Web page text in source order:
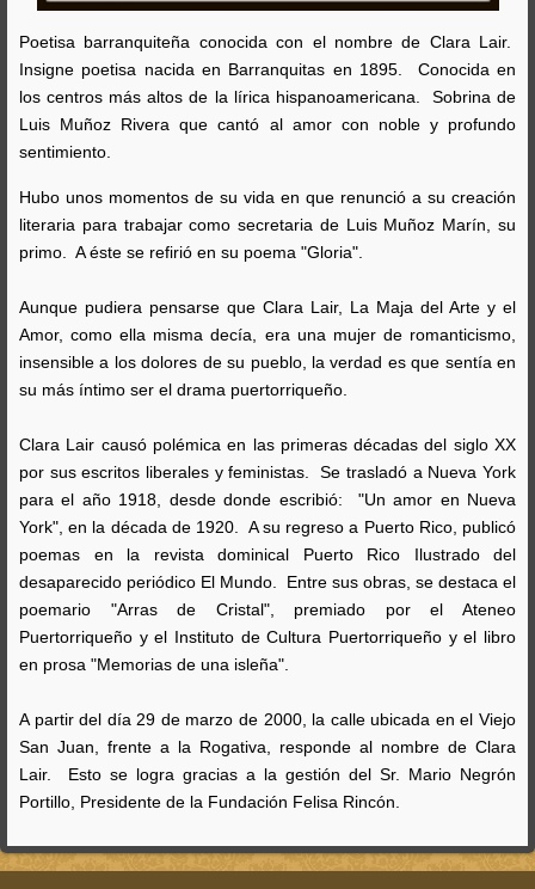
Poetisa barranquiteña conocida con el nombre de Clara Lair.
Insigne poetisa nacida en Barranquitas en 1895. Conocida en
los centros más altos de la lírica hispanoamericana. Sobrina de
Luis Muñoz Rivera que cantó al amor con noble y profundo
sentimiento.
Hubo unos momentos de su vida en que renunció a su creación
literaria para trabajar como secretaria de Luis Muñoz Marín, su
primo. A éste se refirió en su poema "Gloria".
Aunque pudiera pensarse que Clara Lair, La Maja del Arte y el
Amor, como ella misma decía, era una mujer de romanticismo,
insensible a los dolores de su pueblo, la verdad es que sentía en
su más íntimo ser el drama puertorriqueño.
Clara Lair causó polémica en las primeras décadas del siglo XX
por sus escritos liberales y feministas. Se trasladó a Nueva York
para el año 1918, desde donde escribió: "Un amor en Nueva
York", en la década de 1920. A su regreso a Puerto Rico, publicó
poemas en la revista dominical Puerto Rico Ilustrado del
desaparecido periódico El Mundo. Entre sus obras, se destaca el
poemario "Arras de Cristal", premiado por el Ateneo
Puertorriqueño y el Instituto de Cultura Puertorriqueño y el libro
en prosa "Memorias de una isleña".
A partir del día 29 de marzo de 2000, la calle ubicada en el Viejo
San Juan, frente a la Rogativa, responde al nombre de Clara
Lair. Esto se logra gracias a la gestión del Sr. Mario Negrón
Portillo, Presidente de la Fundación Felisa Rincón.